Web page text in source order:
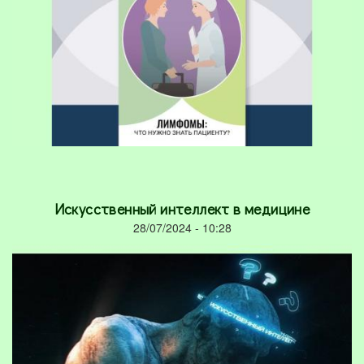
Искусственный интеллект в медицине
28/07/2024 - 10:28